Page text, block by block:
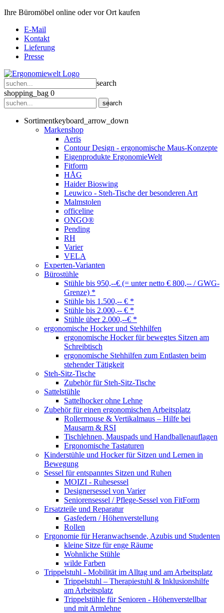
Ihre Büromöbel online oder vor Ort kaufen
E-Mail
Kontakt
Lieferung
Presse
search
shopping_bag 0
search
Sortimentkeyboard_arrow_down
Markenshop
Aeris
Contour Design - ergonomische Maus-Konzepte
Eigenprodukte ErgonomieWelt
Fitform
HÅG
Haider Bioswing
Leuwico - Steh-Tische der besonderen Art
Malmstolen
officeline
ONGO®
Pending
RH
Varier
VELA
Experten-Varianten
Bürostühle
Stühle bis 950,--€ (= unter netto € 800,-- / GWG-
Grenze) *
Stühle bis 1.500,-- € *
Stühle bis 2.000,-- € *
Stühle über 2.000,--€ *
ergonomische Hocker und Stehhilfen
ergonomische Hocker für bewegtes Sitzen am
Schreibtisch
ergonomische Stehhilfen zum Entlasten beim
stehender Tätigkeit
Steh-Sitz-Tische
Zubehör für Steh-Sitz-Tische
Sattelstühle
Sattelhocker ohne Lehne
Zubehör für einen ergonomischen Arbeitsplatz
Rollermouse & Vertikalmaus – Hilfe bei
Mausarm & RSI
Tischlehnen, Mauspads und Handballenauflagen
Ergonomische Tastaturen
Kinderstühle und Hocker für Sitzen und Lernen in
Bewegung
Sessel für entspanntes Sitzen und Ruhen
MOIZI - Ruhesessel
Designersessel von Varier
Seniorensessel / Pflege-Sessel von FitForm
Ersatzteile und Reparatur
Gasfedern / Höhenverstellung
Rollen
Ergonomie für Heranwachsende, Azubis und Studenten
kleine Sitze für enge Räume
Wohnliche Stühle
wilde Farben
Trippelstuhl - Mobilität im Alltag und am Arbeitsplatz
Trippelstuhl – Therapiestuhl & Inklusionshilfe
am Arbeitsplatz
Trippelstühle für Senioren - Höhenverstellbar
und mit Armlehne